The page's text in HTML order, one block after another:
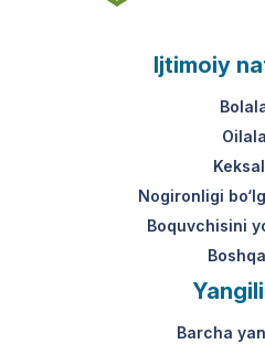
asosi nima?
(1-ilova, 6-band "j"
jumladan, vasiylik,
Ushbu xizmatning
O‘zbekiston
hamda amaldagi
to‘g‘risidagi
Ijtimoiy
Nogironligi
Boquvchisini
Barcha